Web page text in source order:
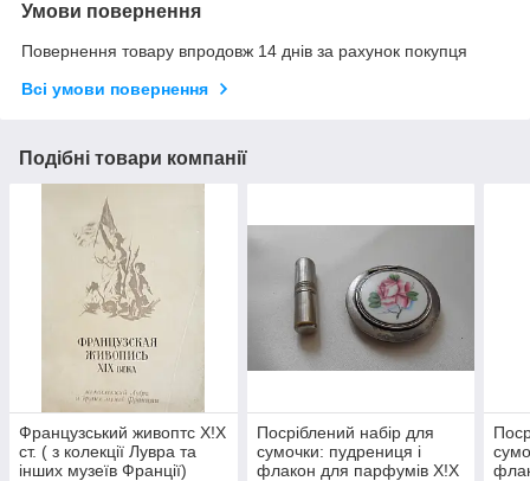
Умови повернення
Повернення товару впродовж 14 днів за рахунок покупця
Всі умови повернення
Подібні товари компанії
Французський живоптс Х!Х
ст. ( з колекції Лувра та
інших музеїв Франції)
Посріблений набір для
сумочки: пудрениця і
флакон для парфумів Х!Х